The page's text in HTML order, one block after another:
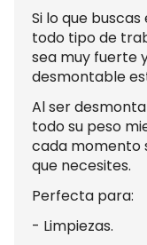
Si lo que
todo tipo de
sea muy fuerte
desmontable
Al ser
todo su peso
cada momento
que necesites.
Perfecta para:
- Limpiezas.